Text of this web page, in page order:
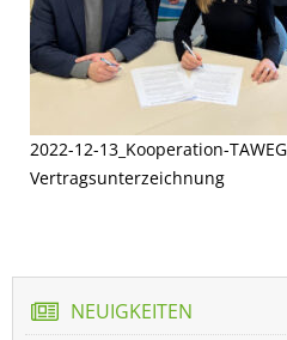
2022-12-13_Kooperation-
Vertragsunterzeichnung
NEUIGKEITEN